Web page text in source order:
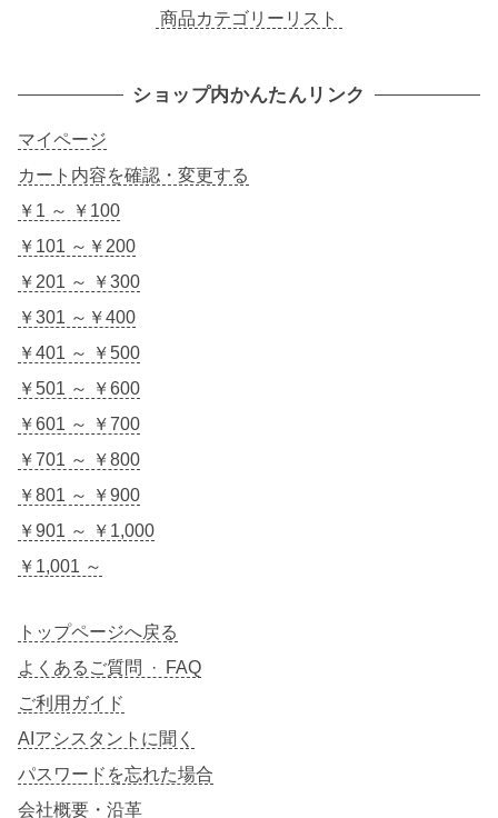
商品カテゴリーリスト
ショップ内かんたんリンク
マイページ
カート内容を確認・変更する
￥1 ～ ￥100
￥101 ～￥200
￥201 ～ ￥300
￥301 ～￥400
￥401 ～ ￥500
￥501 ～ ￥600
￥601 ～ ￥700
￥701 ～ ￥800
￥801 ～ ￥900
￥901 ～ ￥1,000
￥1,001 ～
トップページへ戻る
よくあるご質問 · FAQ
ご利用ガイド
AIアシスタントに聞く
パスワードを忘れた場合
会社概要・沿革